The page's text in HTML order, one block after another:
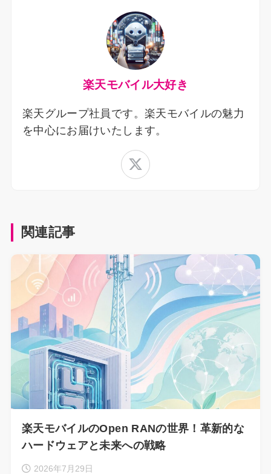
楽天モバイル大好き
楽天グループ社員です。楽天モバイルの魅力
を中心にお届けいたします。
関連記事
楽天モバイルのOpen RANの世界！革新的な
ハードウェアと未来への戦略
2026年7月29日